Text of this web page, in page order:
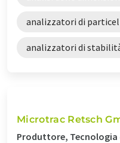
analizzatori di
analizzatori di
Microtrac Retsch
Produttore,